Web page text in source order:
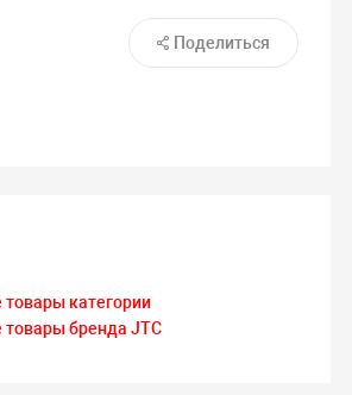
Поделиться
товары категории
товары бренда JTC